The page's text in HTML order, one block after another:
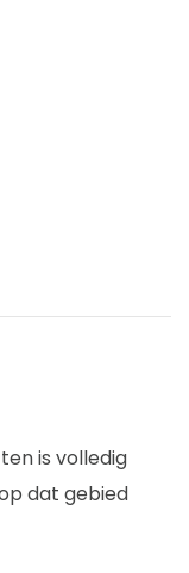
is volledig
dat gebied